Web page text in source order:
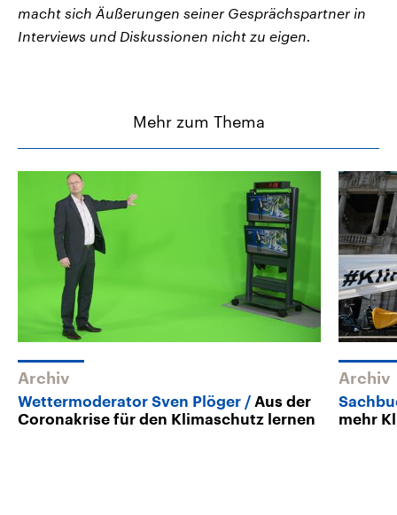
macht sich Äußerungen seiner Gesprächspartner in
Interviews und Diskussionen nicht zu eigen.
Mehr zum Thema
Archiv
Wettermoderator Sven Plöger
Aus der
Coronakrise für den Klimaschutz lernen
Archiv
mehr